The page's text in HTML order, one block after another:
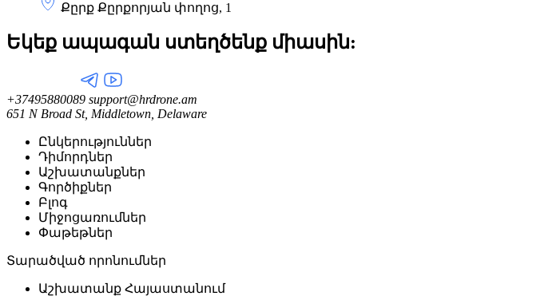
Քըրք Քըրքորյան փողոց, 1
Եկեք ապագան ստեղծենք միասին:
+37495880089 support@hrdrone.am
651 N Broad St, Middletown, Delaware
Ընկերություններ
Դիմորդներ
Աշխատանքներ
Գործիքներ
Բլոգ
Միջոցառումներ
Փաթեթներ
Տարածված որոնումներ
Աշխատանք Հայաստանում